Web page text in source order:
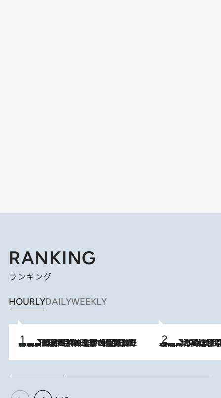
RANKING
ランキング
HOURLYDAILYWEEKLY
2026.8.8
「最後に見られてよかった」上野動物園の東園パンダ舎が解体前に特別公開。8月16日まで延長されたパネル展と共に辿る“半世紀”のパンダ飼育《解体工事の図面あり》 2026.8.7
「湘南乃風に憧れて」観客大盛上がりの“タオル回し”に、ラッパー顔負けの高速歌唱まで…さだまさし（74）のアグレッシブすぎる現在地